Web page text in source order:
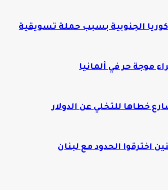
الجنوبية بسبب حملة تسويقية
خطاها للتخلي عن الدولار
اخترقوا الحدود مع لبنان